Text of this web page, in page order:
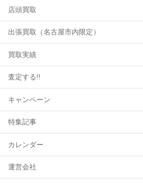
店頭買取
出張買取（名古屋市内限定）
買取実績
査定する!!
キャンペーン
特集記事
カレンダー
運営会社